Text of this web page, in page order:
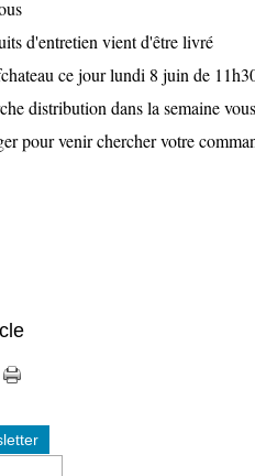
d'entretien vient d'être livré
ce jour lundi 8 juin de
distribution dans la semaine
pour venir chercher votre